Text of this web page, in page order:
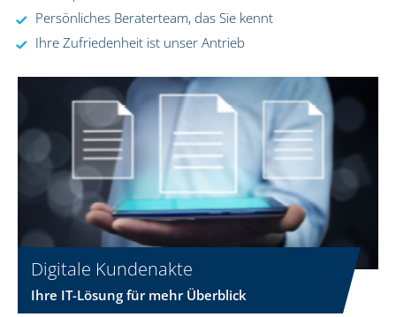
Persönliches Beraterteam, das Sie kennt
Ihre Zufriedenheit ist unser Antrieb
Digitale Kundenakte
Ihre IT-Lösung für mehr Überblick